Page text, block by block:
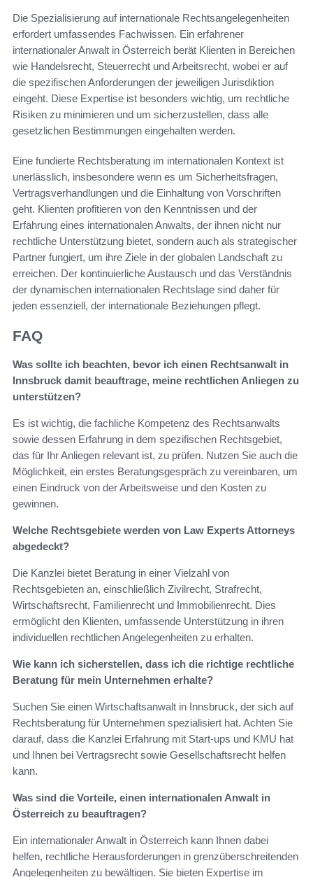
Die Spezialisierung auf internationale Rechtsangelegenheiten
erfordert umfassendes Fachwissen. Ein erfahrener
internationaler Anwalt in Österreich berät Klienten in Bereichen
wie Handelsrecht, Steuerrecht und Arbeitsrecht, wobei er auf
die spezifischen Anforderungen der jeweiligen Jurisdiktion
eingeht. Diese Expertise ist besonders wichtig, um rechtliche
Risiken zu minimieren und um sicherzustellen, dass alle
gesetzlichen Bestimmungen eingehalten werden.
Eine fundierte Rechtsberatung im internationalen Kontext ist
unerlässlich, insbesondere wenn es um Sicherheitsfragen,
Vertragsverhandlungen und die Einhaltung von Vorschriften
geht. Klienten profitieren von den Kenntnissen und der
Erfahrung eines internationalen Anwalts, der ihnen nicht nur
rechtliche Unterstützung bietet, sondern auch als strategischer
Partner fungiert, um ihre Ziele in der globalen Landschaft zu
erreichen. Der kontinuierliche Austausch und das Verständnis
der dynamischen internationalen Rechtslage sind daher für
jeden essenziell, der internationale Beziehungen pflegt.
FAQ
Was sollte ich beachten, bevor ich einen Rechtsanwalt in
Innsbruck damit beauftrage, meine rechtlichen Anliegen zu
unterstützen?
Es ist wichtig, die fachliche Kompetenz des Rechtsanwalts
sowie dessen Erfahrung in dem spezifischen Rechtsgebiet,
das für Ihr Anliegen relevant ist, zu prüfen. Nutzen Sie auch die
Möglichkeit, ein erstes Beratungsgespräch zu vereinbaren, um
einen Eindruck von der Arbeitsweise und den Kosten zu
gewinnen.
Welche Rechtsgebiete werden von Law Experts Attorneys
abgedeckt?
Die Kanzlei bietet Beratung in einer Vielzahl von
Rechtsgebieten an, einschließlich Zivilrecht, Strafrecht,
Wirtschaftsrecht, Familienrecht und Immobilienrecht. Dies
ermöglicht den Klienten, umfassende Unterstützung in ihren
individuellen rechtlichen Angelegenheiten zu erhalten.
Wie kann ich sicherstellen, dass ich die richtige rechtliche
Beratung für mein Unternehmen erhalte?
Suchen Sie einen Wirtschaftsanwalt in Innsbruck, der sich auf
Rechtsberatung für Unternehmen spezialisiert hat. Achten Sie
darauf, dass die Kanzlei Erfahrung mit Start-ups und KMU hat
und Ihnen bei Vertragsrecht sowie Gesellschaftsrecht helfen
kann.
Was sind die Vorteile, einen internationalen Anwalt in
Österreich zu beauftragen?
Ein internationaler Anwalt in Österreich kann Ihnen dabei
helfen, rechtliche Herausforderungen in grenzüberschreitenden
Angelegenheiten zu bewältigen. Sie bieten Expertise im